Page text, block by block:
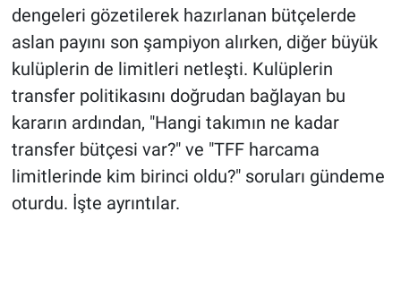
dengeleri gözetilerek hazırlanan bütçelerde
aslan payını son şampiyon alırken, diğer büyük
kulüplerin de limitleri netleşti. Kulüplerin
transfer politikasını doğrudan bağlayan bu
kararın ardından, "Hangi takımın ne kadar
transfer bütçesi var?" ve "TFF harcama
limitlerinde kim birinci oldu?" soruları gündeme
oturdu. İşte ayrıntılar.